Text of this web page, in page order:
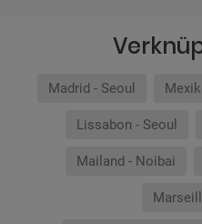
Madrid - Seoul
Lissabon - Seoul
Mailand - Noibai